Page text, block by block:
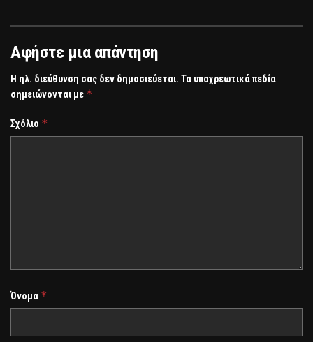
Αφήστε μια απάντηση
Η ηλ. διεύθυνση σας δεν δημοσιεύεται. Τα υποχρεωτικά πεδία
σημειώνονται με *
Σχόλιο *
Όνομα *